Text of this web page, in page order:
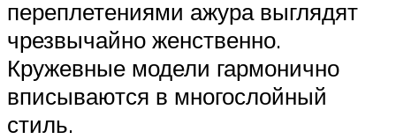
переплетениями ажура выглядят
чрезвычайно женственно.
Кружевные модели гармонично
вписываются в многослойный
стиль.